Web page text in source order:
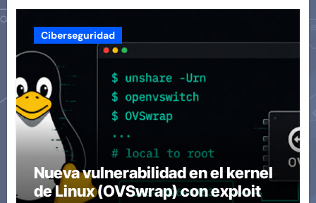
Ciberseguridad
Nueva vulnerabilidad en el kernel
de Linux (OVSwrap) con exploit